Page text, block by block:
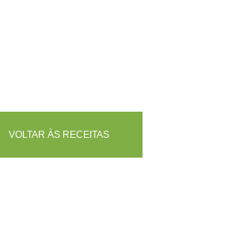
VOLTAR ÀS RECEITAS